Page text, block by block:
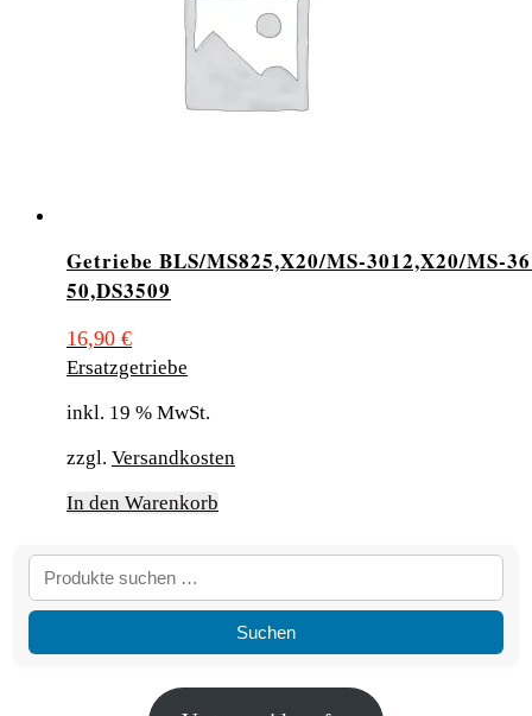
Getriebe BLS/MS825,X20/MS-3012,X20/MS-
50,DS3509
16,90 €
Ersatzgetriebe
inkl. 19 % MwSt.
zzgl. Versandkosten
In den Warenkorb
Suchen